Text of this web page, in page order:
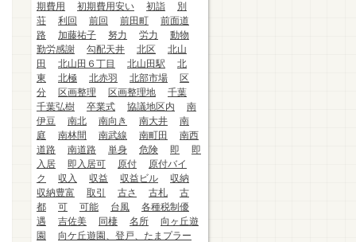
期費用
初期費用安い 初詣
別
荘
利回 前回 前田町
前面道
路
加藤祐子 努力 労力
動物
勤労感謝
勾配天井 北区
北山
田
北山田６丁目 北山田駅
北
東
北極 北赤羽 北部市場
区
分
区画整理 区画整理地
千葉
千葉弘樹
卒業式 協議地区内
南
伊豆
南北 南向き 南大井
南
庭
南林間 南武線 南町田
南西
道路
南道路 単身 危険 即
即
入居
即入居可 原付
原付バイ
ク
収入 収益 収益ビル
収納
収納豊富
取引 古さ 古札
古
都
可 可能 台風
各種税制優
遇
吉佐美 同棲 名所
向ヶ丘遊
園
向ケ丘遊園、登戸、たまプラー